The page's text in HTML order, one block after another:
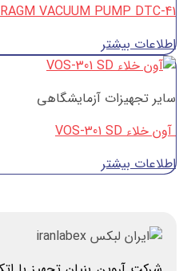
VACUUM PUMP DTC-41
اطلاعات بیشتر
سایر تجهیزات آزمایشگاهی
آون خلاء VOS-301 SD
اطلاعات بیشتر